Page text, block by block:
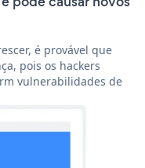
é provável que
pois os hackers
vulnerabilidades de